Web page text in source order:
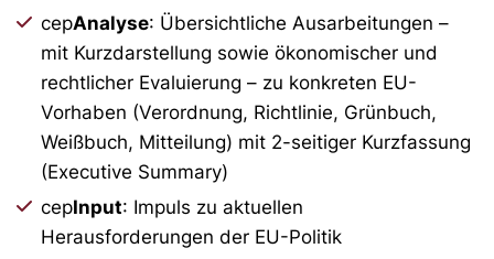
cepAnalyse: Übersichtliche Ausarbeitungen –
mit Kurzdarstellung sowie ökonomischer und
rechtlicher Evaluierung – zu konkreten EU-
Vorhaben (Verordnung, Richtlinie, Grünbuch,
Weißbuch, Mitteilung) mit 2-seitiger Kurzfassung
(Executive Summary)
cepInput: Impuls zu aktuellen
Herausforderungen der EU-Politik